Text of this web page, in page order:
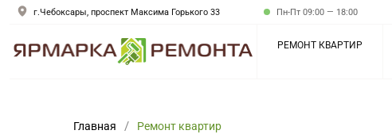
г.Чебоксары, проспект Максима Горького 33 Пн-Пт 09:00 — 18:00
РЕМОНТ КВАРТИР
Главная Ремонт квартир